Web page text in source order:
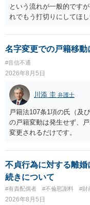
という流れが一般的です
れでもう打切りにしてほ
検察庁に訴えるのもあり
は、結局所轄だと思われ
ないです。 一度、最寄り
談してみてはいかがでし
名字変更での戸籍移動
#音信不通
2026年8月5日
川添 圭 弁護士
戸籍法107条1項の氏（及
の戸籍変動は発生せず、
変更されるだけです。
不貞行為に対する離
続きについて
#有責配偶者 #不倫慰謝料 #財
2026年8月5日